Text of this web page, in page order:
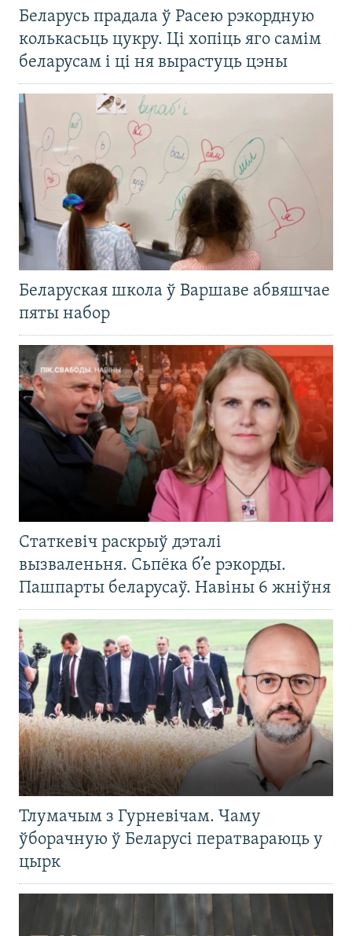
Беларусь прадала ў Расею рэкордную
колькасьць цукру. Ці хопіць яго самім
беларусам і ці ня вырастуць цэны
Беларуская школа ў Варшаве абвяшчае
пяты набор
Статкевіч раскрыў дэталі
вызваленьня. Сьпёка б’е рэкорды.
Пашпарты беларусаў. Навіны 6 жніўня
Тлумачым з Гурневічам. Чаму
ўборачную ў Беларусі ператвараюць у
цырк